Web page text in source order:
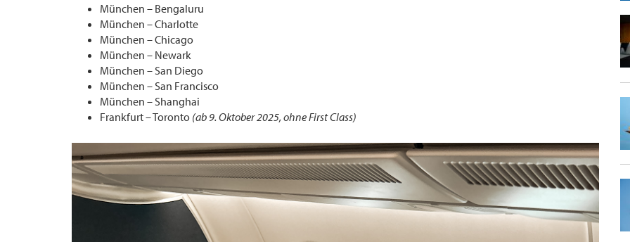
München – Bengaluru
München – Charlotte
München – Chicago
München – Newark
München – San Diego
München – San Francisco
München – Shanghai
Frankfurt – Toronto (ab 9. Oktober 2025, ohne First Class)